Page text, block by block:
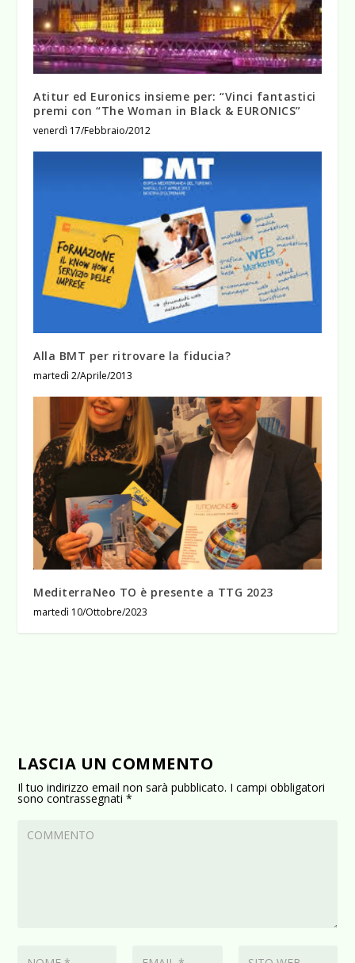
Atitur ed Euronics insieme per: “Vinci fantastici
premi con “The Woman in Black & EURONICS”
venerdì 17/Febbraio/2012
Alla BMT per ritrovare la fiducia?
martedì 2/Aprile/2013
MediterraNeo TO è presente a TTG 2023
martedì 10/Ottobre/2023
LASCIA UN COMMENTO
Il tuo indirizzo email non sarà pubblicato. I campi obbligatori
sono contrassegnati*